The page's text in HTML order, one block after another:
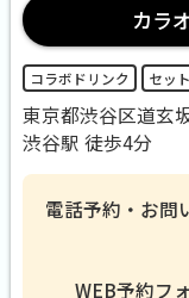
カラ
コラボドリンク セッ
東京都渋谷区道玄
渋谷駅 徒歩4分
電話予約・お問
WEB予約フ